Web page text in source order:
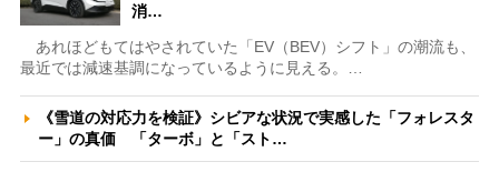
消…
あれほどもてはやされていた「EV（BEV）シフト」の潮流も、
最近では減速基調になっているように見える。…
《雪道の対応力を検証》シビアな状況で実感した「フォレスタ
ー」の真価 「ターボ」と「スト…